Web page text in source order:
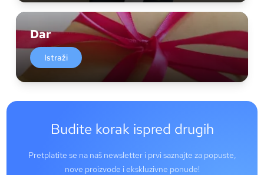
Dar
Istraži
Budite korak ispred drugih
Pretplatite se na naš newsletter i prvi saznajte za popuste,
nove proizvode i ekskluzivne ponude!